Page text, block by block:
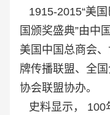
1915-2015“美
国颁奖盛典”由中
美国中国总商会
牌传播联盟、全
协会联盟协办。
史料显示， 100